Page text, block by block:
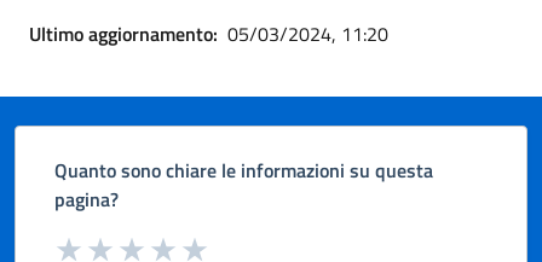
Ultimo aggiornamento: 05/03/2024, 11:20
Quanto sono chiare le informazioni su questa
pagina?
Valuta da 1 a 5 stelle la pagina